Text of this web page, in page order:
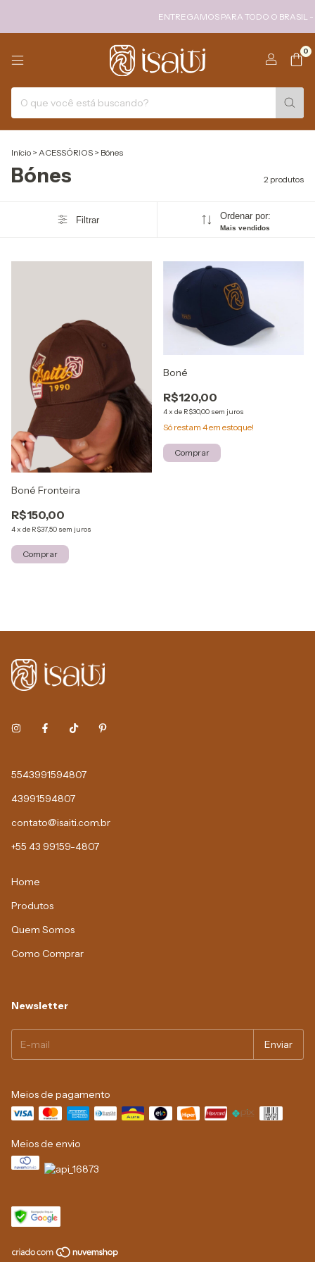
ENTREGAMOS PARA TODO O BRASIL -
0
Início > ACESSÓRIOS > Bónes
Bónes 2 produtos
Filtrar Ordenar por:
Mais vendidos
Boné Fronteira
R$150,00
4x de R$37,50 sem juros
Boné
R$120,00
4x de R$30,00 sem juros
Só restam 4em estoque!
Comprar
5543991594807
43991594807
contato@isaiti.com.br
+55 43 99159-4807
Home
Produtos
Quem Somos
Como Comprar
Newsletter
Meios de pagamento
Meios de envio